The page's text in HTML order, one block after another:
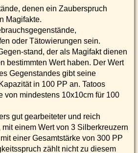
denen ein Zauberspruch
Magifakte.
oder Tätowierungen sein.
stand, der als Magifakt dienen
bestimmten Wert haben. Der Wert
Gegenstandes gibt seine
in 100 PP an. Tatoos
von mindestens 10x10cm für 100
gut gearbeiteter und reich
einem Wert von 3 Silberkreuzern
einer Gesamtstärke von 300 PP
zählt nicht zu diesem